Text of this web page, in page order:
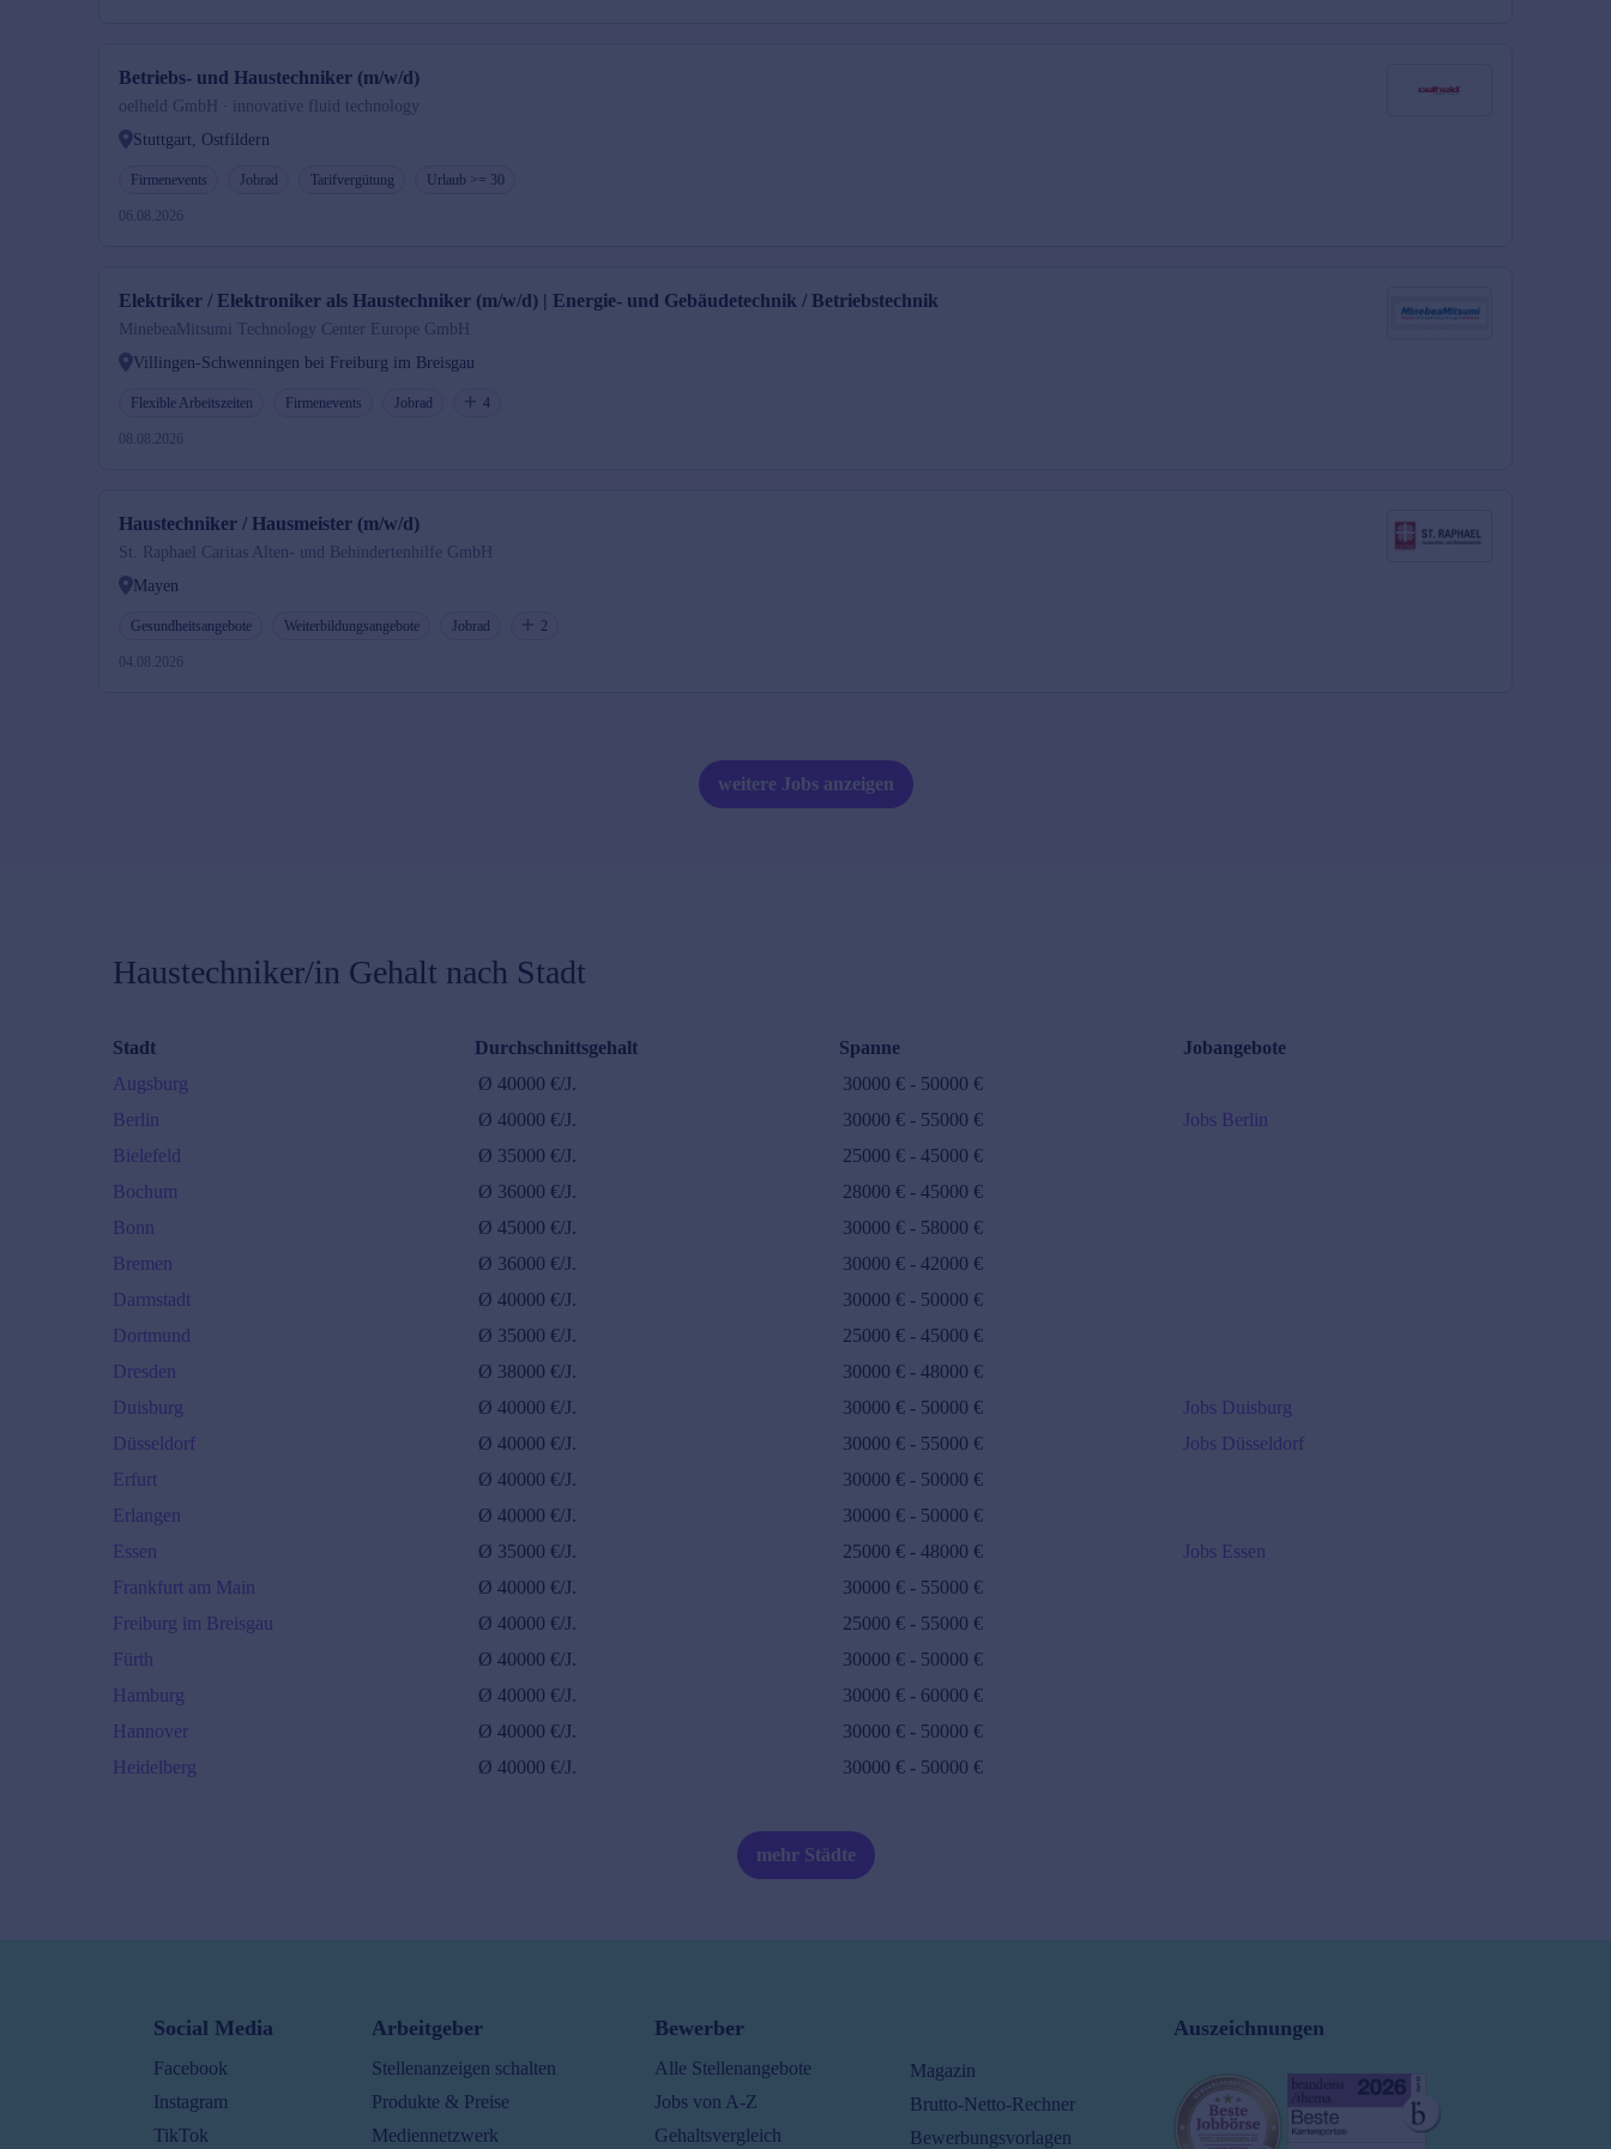
Betriebs- und Haustechniker (m/w/d)
oelheld GmbH ∙ innovative fluid technology
Stuttgart, Ostfildern
Firmenevents Jobrad Tarifvergütung Urlaub >= 30
06.08.2026
Elektriker / Elektroniker als Haustechniker (m/w/d) | Energie- und Gebäudetechnik / Betriebstechnik
MinebeaMitsumi Technology Center Europe GmbH
Villingen-Schwenningen bei Freiburg im Breisgau
Flexible Arbeitszeiten Firmenevents Jobrad 4
08.08.2026
Haustechniker / Hausmeister (m/w/d)
St. Raphael Caritas Alten- und Behindertenhilfe GmbH
Mayen
Gesundheitsangebote Weiterbildungsangebote Jobrad 2
04.08.2026
weitere Jobs anzeigen
Haustechniker/in Gehalt nach Stadt
Stadt Durchschnittsgehalt Spanne
Jobangebote
Augsburg
Ø 40000 €/J. 30000 € - 50000 €
Berlin
Ø 40000 €/J. 30000 € - 55000 €
Jobs Berlin
Bielefeld
Ø 35000 €/J. 25000 € - 45000 €
Bochum
Ø 36000 €/J. 28000 € - 45000 €
Bonn
Ø 45000 €/J. 30000 € - 58000 €
Bremen
Ø 36000 €/J. 30000 € - 42000 €
Darmstadt
Ø 40000 €/J. 30000 € - 50000 €
Dortmund
Ø 35000 €/J. 25000 € - 45000 €
Dresden
Ø 38000 €/J. 30000 € - 48000 €
Duisburg
Ø 40000 €/J. 30000 € - 50000 €
Jobs Duisburg
Düsseldorf
Ø 40000 €/J. 30000 € - 55000 €
Jobs Düsseldorf
Erfurt
Ø 40000 €/J. 30000 € - 50000 €
Erlangen
Ø 40000 €/J. 30000 € - 50000 €
Essen
Ø 35000 €/J. 25000 € - 48000 €
Jobs Essen
Frankfurt am Main
Ø 40000 €/J. 30000 € - 55000 €
Freiburg im Breisgau
Ø 40000 €/J. 25000 € - 55000 €
Fürth
Ø 40000 €/J. 30000 € - 50000 €
Hamburg
Ø 40000 €/J. 30000 € - 60000 €
Hannover
Ø 40000 €/J. 30000 € - 50000 €
Heidelberg
Ø 40000 €/J. 30000 € - 50000 €
40000€/J.
30000€ -50000
Jobs Köln
mehr Städte
Social Media
Facebook
Instagram
TikTok
Arbeitgeber
Stellenanzeigen schalten
Produkte & Preise
Mediennetzwerk
Bewerber
Alle Stellenangebote
Jobs von A-Z
Gehaltsvergleich
Magazin
Brutto-Netto-Rechner
Bewerbungsvorlagen
Auszeichnungen